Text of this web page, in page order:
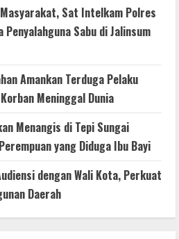
Sat Intelkam Polres
Sabu di Jalinsum
Amankan Terduga Pelaku
Meninggal Dunia
Menangis di Tepi Sungai
yang Diduga Ibu Bayi
dengan Wali Kota, Perkuat
Daerah